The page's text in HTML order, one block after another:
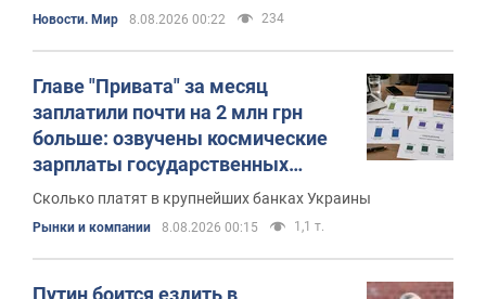
Новости. Мир 8.08.2026 00:22 234
Главе "Привата" за месяц
заплатили почти на 2 млн грн
больше: озвучены космические
зарплаты государственных
банкиров
Сколько платят в крупнейших банках Украины
Рынки и компании 8.08.2026 00:15 1,1 т.
Путин боится ездить в